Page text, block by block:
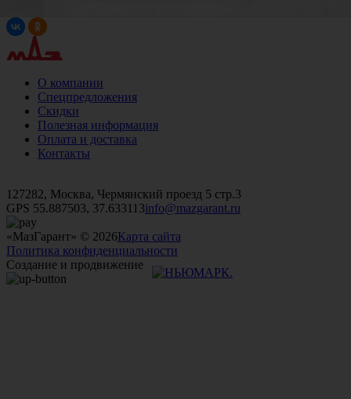
О компании
Спецпредложения
Скидки
Полезная информация
Оплата и доставка
Контакты
127282, Москва, Чермянский проезд 5 стр.3
GPS 55.887503, 37.633113info@mazgarant.ru
«МазГарант» © 2026Карта сайта
Политика конфиденциальности
Создание и продвижение